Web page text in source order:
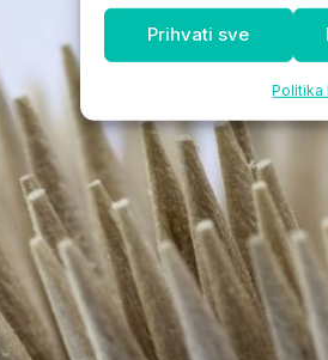
Prihvati sve
Politika